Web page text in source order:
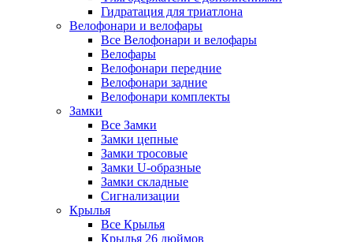
Гидратация для триатлона
Велофонари и велофары
Все Велофонари и велофары
Велофары
Велофонари передние
Велофонари задние
Велофонари комплекты
Замки
Все Замки
Замки цепные
Замки тросовые
Замки U-образные
Замки складные
Сигнализации
Крылья
Все Крылья
Крылья 26 дюймов